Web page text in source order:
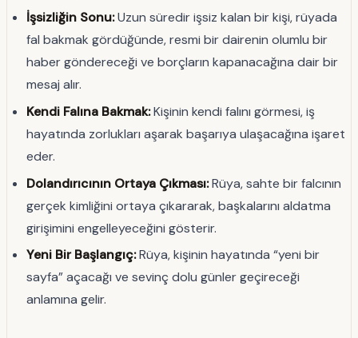
İşsizliğin Sonu:Uzun süredir işsiz kalan bir kişi, rüyada
fal bakmak gördüğünde, resmi bir dairenin olumlu bir
haber göndereceği ve borçların kapanacağına dair bir
mesaj alır.
Kendi Falına Bakmak:Kişinin kendi falını görmesi, iş
hayatında zorlukları aşarak başarıya ulaşacağına işaret
eder.
Dolandırıcının Ortaya Çıkması:Rüya, sahte bir falcının
gerçek kimliğini ortaya çıkararak, başkalarını aldatma
girişimini engelleyeceğini gösterir.
Yeni Bir Başlangıç:Rüya, kişinin hayatında “yeni bir
sayfa” açacağı ve sevinç dolu günler geçireceği
anlamına gelir.